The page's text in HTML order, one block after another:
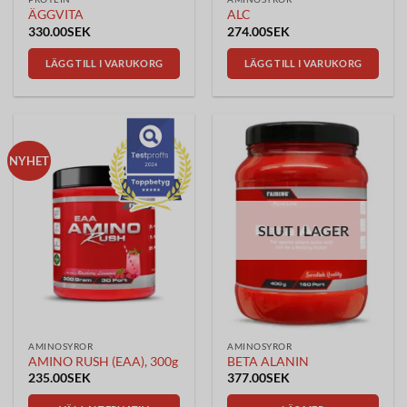
ÄGGVITA
330.00SEK
LÄGG TILL I VARUKORG
ALC
274.00SEK
LÄGG TILL I VARUKORG
NYHET
AMINOSYROR
AMINO RUSH (EAA), 300g
235.00SEK
SLUT I LAGER
AMINOSYROR
BETA ALANIN
377.00SEK